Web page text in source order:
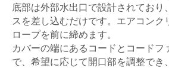
底部は外部水出口で設計されており
スを差し込むだけです。エアコンク
ロープを前に締めます。
カバーの端にあるコードとコードフ
で、希望に応じて開口部を調整でき